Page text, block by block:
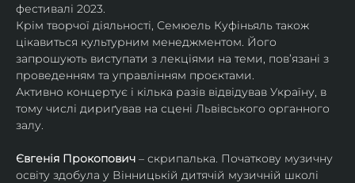
фестивалі 2023.
Крім творчої діяльності, Семюель Куфіньяль також
цікавиться культурним менеджментом. Його
запрошують виступати з лекціями на теми, пов’язані з
проведенням та управлінням проєктами.
Активно концертує і кілька разів відвідував Україну, в
тому числі дириґував на сцені Львівського органного
залу.
Євгенія Прокопович – скрипалька. Початкову музичну
освіту здобула у Вінницькій дитячій музичній школі